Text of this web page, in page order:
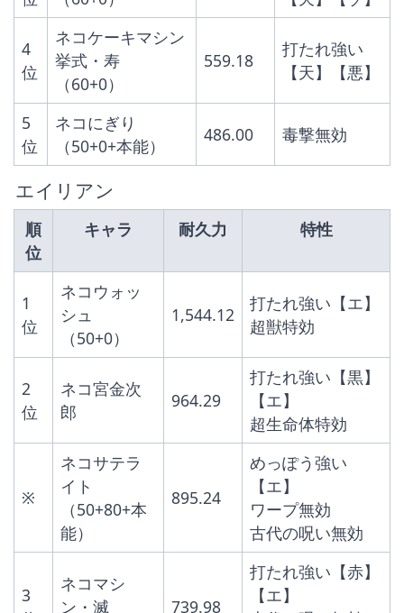
4
位
ネコケーキマシン
挙式・寿
（60+0）
559.18
打たれ強い
【天】【悪】
5
位
ネコにぎり
（50+0+本能）
486.00 毒撃無効
エイリアン
順
位
キャラ 耐久力 特性
1
位
ネコウォッ
シュ
（50+0）
1,544.12
打たれ強い【エ】
超獣特効
2
位
ネコ宮金次
郎
964.29
打たれ強い【黒】
【エ】
超生命体特効
※
ネコサテラ
イト
（50+80+本
能）
895.24
めっぽう強い
【エ】
ワープ無効
古代の呪い無効
3
ネコマシ
ン・滅
739.98
打たれ強い【赤】
【エ】